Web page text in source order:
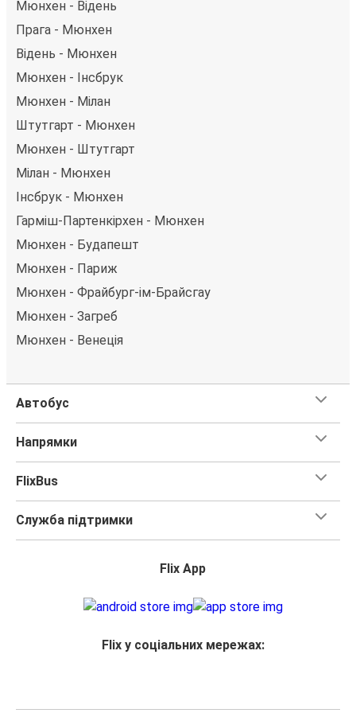
Мюнхен - Відень
Прага - Мюнхен
Відень - Мюнхен
Мюнхен - Інсбрук
Мюнхен - Мілан
Штутгарт - Мюнхен
Мюнхен - Штутгарт
Мілан - Мюнхен
Інсбрук - Мюнхен
Гарміш-Партенкірхен - Мюнхен
Мюнхен - Будапешт
Мюнхен - Париж
Мюнхен - Фрайбург-ім-Брайсгау
Мюнхен - Загреб
Мюнхен - Венеція
Автобус
Напрямки
FlixBus
Служба підтримки
Flix App
Flix у соціальних мережах: